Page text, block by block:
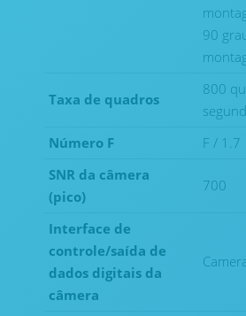
90
Taxa de quadros
800
Número F
F / 1.7
SNR da câmera
(pico)
700
Interface de
controle/saída de
dados digitais da
câmera